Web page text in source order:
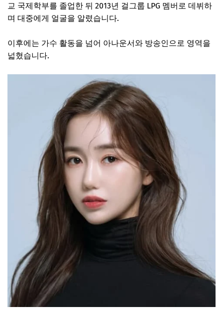
교 국제학부를 졸업한 뒤 2013년 걸그룹 LPG 멤버로 데뷔하
며 대중에게 얼굴을 알렸습니다.
이후에는 가수 활동을 넘어 아나운서와 방송인으로 영역을
넓혔습니다.